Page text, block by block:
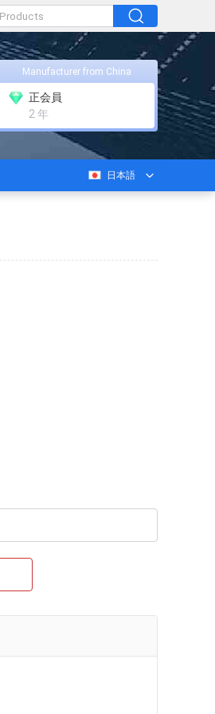
Manufacturer from China
正会員
2 年
日本語